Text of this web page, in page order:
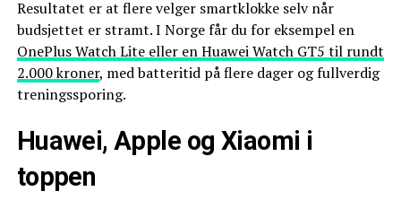
Resultatet er at flere velger smartklokke selv når
budsjettet er stramt. I Norge får du for eksempel en
OnePlus Watch Lite eller en Huawei Watch GT5 til rundt
2.000 kroner, med batteritid på flere dager og fullverdig
treningssporing.
Huawei, Apple og Xiaomi i
toppen